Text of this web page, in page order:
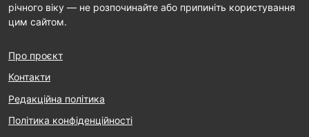
річного віку — не розпочинайте або припиніть користування
цим сайтом.
Про проєкт
Контакти
Редакційна політика
Політика конфіденційності